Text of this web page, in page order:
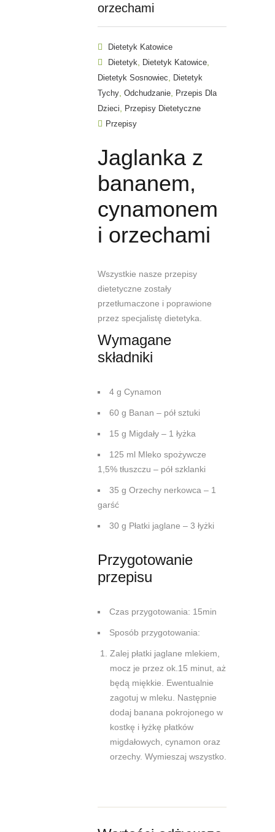
orzechami
Dietetyk Katowice
Dietetyk
Dietetyk Katowice
Dietetyk Sosnowiec
Dietetyk
Tychy Odchudzanie Przepis Dla
Dzieci
Przepisy Dietetyczne
Przepisy
Jaglanka z
bananem,
cynamonem
i orzechami
Wszystkie nasze przepisy
dietetyczne zostały
przetłumaczone i poprawione
przez specjalistę dietetyka.
Wymagane
składniki
4 g Cynamon
60 g Banan – pół sztuki
15 g Migdały – 1 łyżka
125 ml Mleko spożywcze
1,5% tłuszczu – pół szklanki
35 g Orzechy nerkowca – 1
garść
30 g Płatki jaglane – 3 łyżki
Przygotowanie
przepisu
Czas przygotowania: 15min
Sposób przygotowania:
Zalej płatki jaglane mlekiem,
mocz je przez ok.15 minut, aż
będą miękkie. Ewentualnie
zagotuj w mleku. Następnie
dodaj banana pokrojonego w
kostkę i łyżkę płatków
migdałowych, cynamon oraz
orzechy. Wymieszaj wszystko.